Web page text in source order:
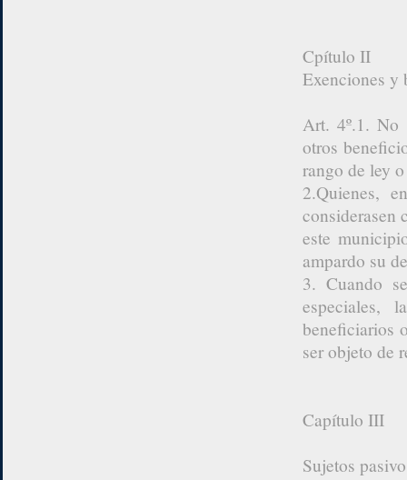
Cpítulo II
Exenciones y
Art. 4º.1. No
otros
rango de ley
2.Quienes,
considerasen
este
ampardo su
3. Cuando
especiales,
beneficiarios
ser objeto de
Capítulo III
Sujetos